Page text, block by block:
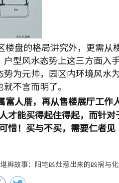
楼盘的格局讲究外，更需从
型风水态势上这三方面入
为元帅， 园区内环境风水
不言而明了。
富人厝，再从售楼展厅工作
才能买得起住得起，而针对
惜！买与不买，需要仁者见
舆故事：阳宅凶灶惹出来的凶祸与